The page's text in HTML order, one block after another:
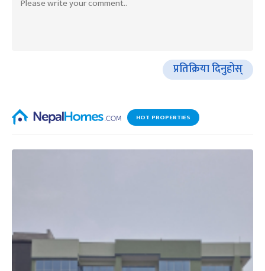
प्रतिक्रिया दिनुहोस्
HOT PROPERTIES